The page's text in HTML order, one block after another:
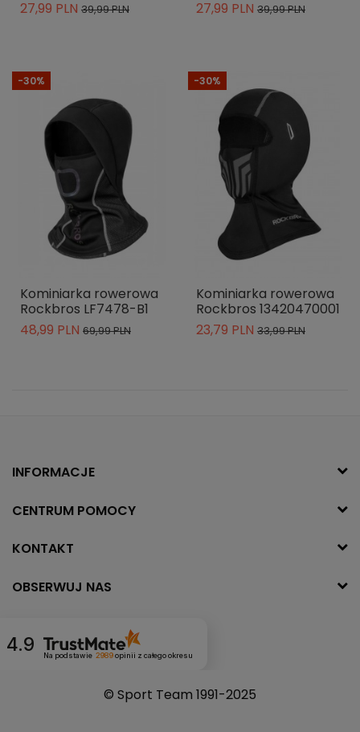
27,99 PLN 39,99 PLN
27,99 PLN 39,99 PLN
-30%
Kominiarka rowerowa
Rockbros LF7478-B1
48,99 PLN 69,99 PLN
-30%
Kominiarka rowerowa
Rockbros 13420470001
23,79 PLN 33,99 PLN
INFORMACJE
CENTRUM POMOCY
KONTAKT
OBSERWUJ NAS
4.9 Na podstawie 2989opinii z całego okresu
© Sport Team 1991-2025